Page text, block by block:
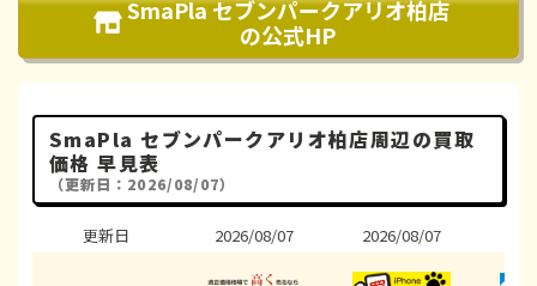
SmaPla セブンパークアリオ柏店
の公式HP
SmaPla セブンパークアリオ柏店周辺の買取
価格 早見表
（更新日：2026/08/07）
更新日 2026/08/07 2026/08/07